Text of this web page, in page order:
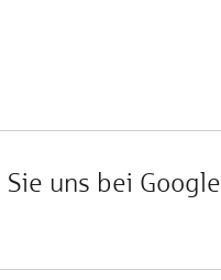
uns bei Google